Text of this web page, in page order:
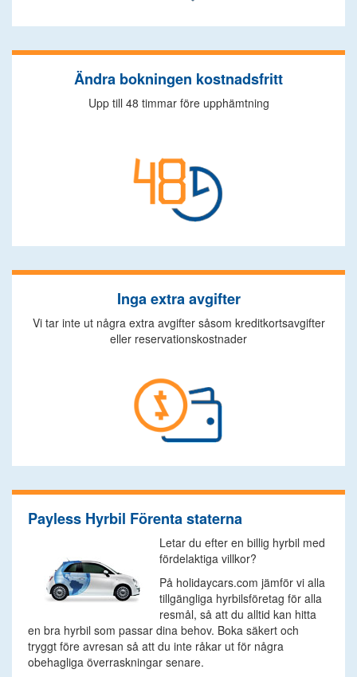
Ändra bokningen kostnadsfritt
Upp till 48 timmar före upphämtning
Inga extra avgifter
Vi tar inte ut några extra avgifter såsom kreditkortsavgifter
eller reservationskostnader
Payless Hyrbil Förenta staterna
Letar du efter en billig hyrbil med
fördelaktiga villkor?
På holidaycars.com jämför vi alla
tillgängliga hyrbilsföretag för alla
resmål, så att du alltid kan hitta
en bra hyrbil som passar dina behov. Boka säkert och
tryggt före avresan så att du inte råkar ut för några
obehagliga överraskningar senare.